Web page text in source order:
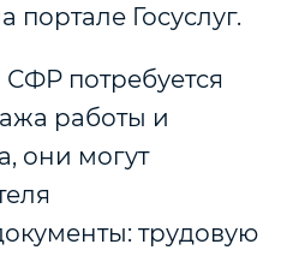
Госуслуг.
потребуется
работы и
они могут
трудовую